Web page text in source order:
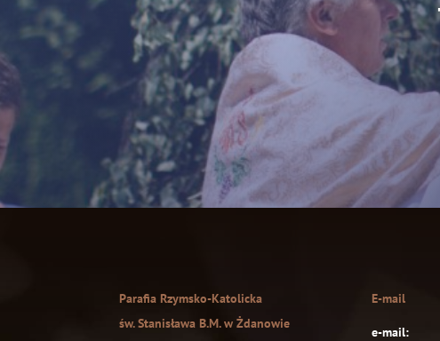
Parafia Rzymsko-Katolicka
św. Stanisława B.M. w Żdanowie
E-mail
e-mail: